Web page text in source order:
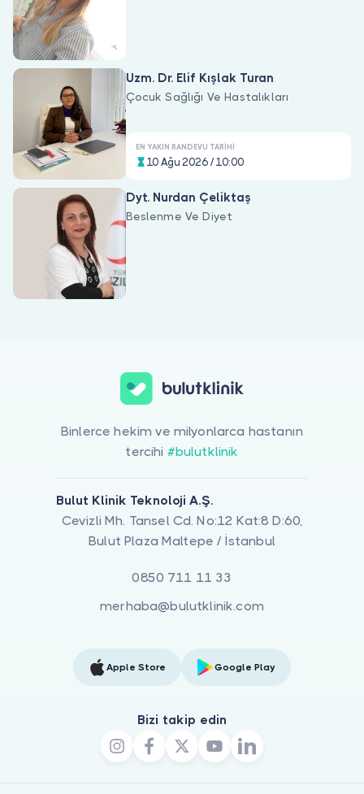
Uzm. Dr. Elif Kışlak Turan
Çocuk Sağlığı Ve Hastalıkları
EN YAKIN RANDEVU TARIHI
10 Ağu 2026 / 10:00
Dyt. Nurdan Çeliktaş
Beslenme Ve Diyet
Binlerce hekim ve milyonlarca hastanın
tercihi #bulutklinik
Bulut Klinik Teknoloji A.Ş.
Cevizli Mh. Tansel Cd. No:12 Kat:8 D:60,
Bulut Plaza Maltepe / İstanbul
0850 711 11 33
merhaba@bulutklinik.com
Apple Store Google Play
Bizi takip edin